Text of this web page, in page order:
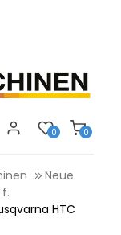
0
0
Neue
HTC